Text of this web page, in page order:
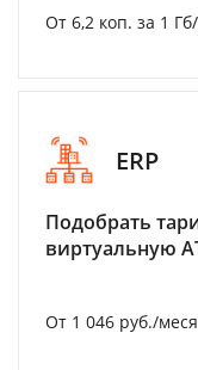
От 6,2 коп. за 1
ERP
Подобрать
виртуальную
От 1 046 руб./